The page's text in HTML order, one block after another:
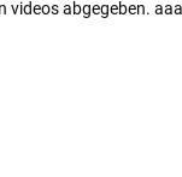
videos abgegeben.